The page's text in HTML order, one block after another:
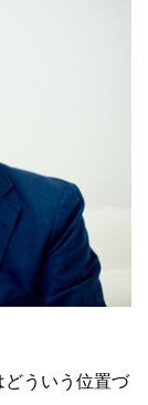
どういう位置づ